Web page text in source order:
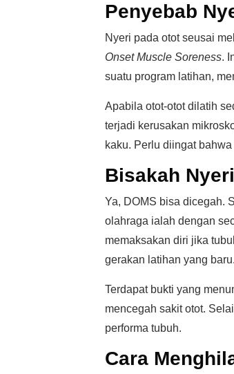
Penyebab
Nyeri pada otot seusai
Onset Muscle Soreness.
suatu program latihan,
Apabila otot-otot dilatih
terjadi kerusakan
kaku. Perlu diingat
Bisakah
Ya, DOMS bisa dicegah.
olahraga ialah dengan
memaksakan diri jika
gerakan latihan yang baru.
Terdapat bukti yang
mencegah sakit otot.
performa tubuh.
Cara